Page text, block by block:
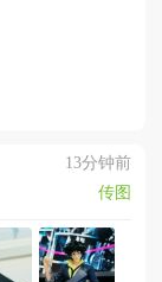
13分钟前
传图